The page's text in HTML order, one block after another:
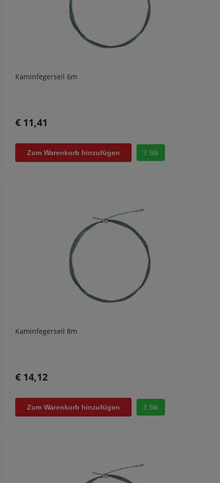
Kaminfegerseil 6m
€ 11,41
Zum Warenkorb hinzufügen 3 Stk
Kaminfegerseil 8m
€ 14,12
Zum Warenkorb hinzufügen 3 Stk